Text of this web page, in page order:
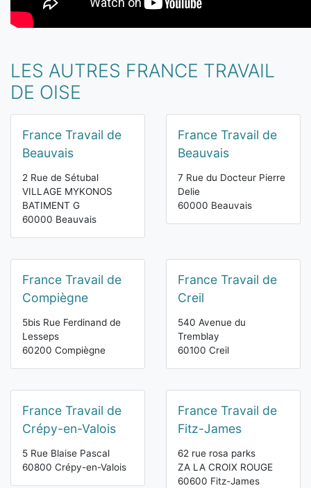
LES AUTRES FRANCE TRAVAIL
DE OISE
France Travail de
Beauvais
2 Rue de Sétubal
VILLAGE MYKONOS
BATIMENT G
60000 Beauvais
France Travail de
Beauvais
7 Rue du Docteur Pierre
Delie
60000 Beauvais
France Travail de
Compiègne
5bis Rue Ferdinand de
Lesseps
60200 Compiègne
France Travail de
Creil
540 Avenue du
Tremblay
60100 Creil
France Travail de
Crépy-en-Valois
5 Rue Blaise Pascal
60800 Crépy-en-Valois
France Travail de
Fitz-James
62 rue rosa parks
ZA LA CROIX ROUGE
60600 Fitz-James